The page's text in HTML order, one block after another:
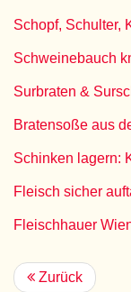
Schopf, Schulter,
Schweinebauch
Surbraten &
Bratensoße aus
Schinken lagern:
Fleisch sicher
Fleischhauer
Zurück